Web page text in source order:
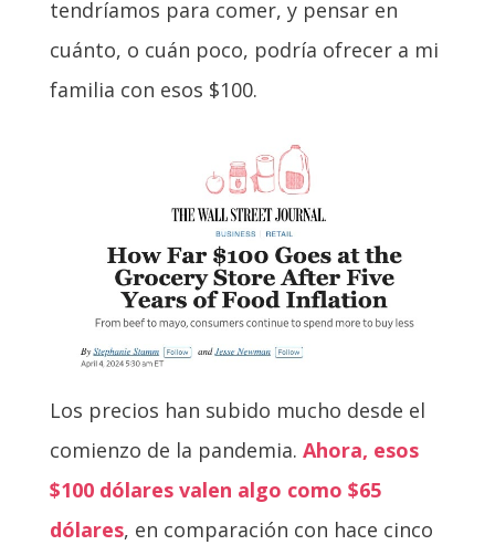
tendríamos para comer, y pensar en
cuánto, o cuán poco, podría ofrecer a mi
familia con esos $100.
Los precios han subido mucho desde el
comienzo de la pandemia. Ahora, esos
$100 dólares valen algo como $65
dólares, en comparación con hace cinco